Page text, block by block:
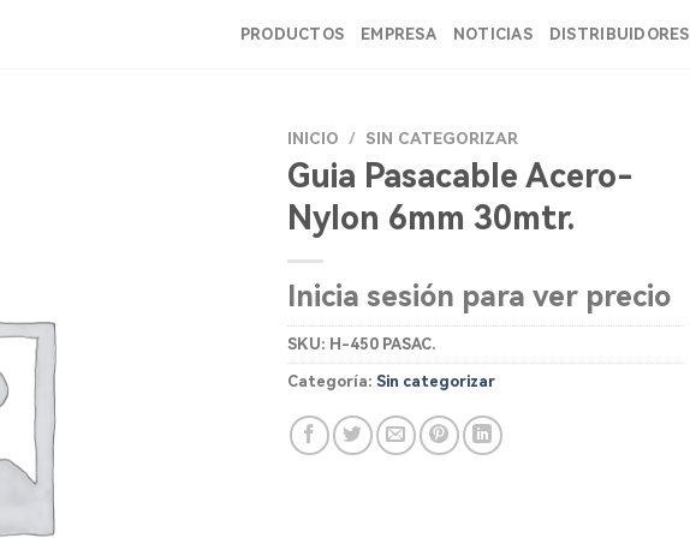
PRODUCTOS EMPRESA NOTICIAS DISTRIBUIDORES
INICIO / SIN CATEGORIZAR
Guia Pasacable Acero-
Nylon 6mm 30mtr.
Inicia sesión para ver precio
SKU: H-450 PASAC.
Categoría: Sin categorizar